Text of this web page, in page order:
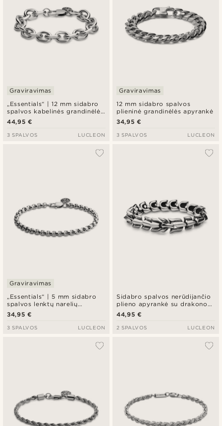
„Essentials“ | 12 mm sidabro
spalvos kabelinės grandinėlės
apyrankė
Graviravimas
44,95 €
3 SPALVOS LUCLEON
12 mm sidabro spalvos
plieninė grandinėlės apyrankė
Graviravimas
34,95 €
3 SPALVOS LUCLEON
„Essentials“ | 5 mm sidabro
spalvos lenktų narelių
grandinėlės apyrankė
Graviravimas
34,95 €
3 SPALVOS LUCLEON
Sidabro spalvos nerūdijančio
plieno apyrankė su drakono
galva
44,95 €
2 SPALVOS LUCLEON